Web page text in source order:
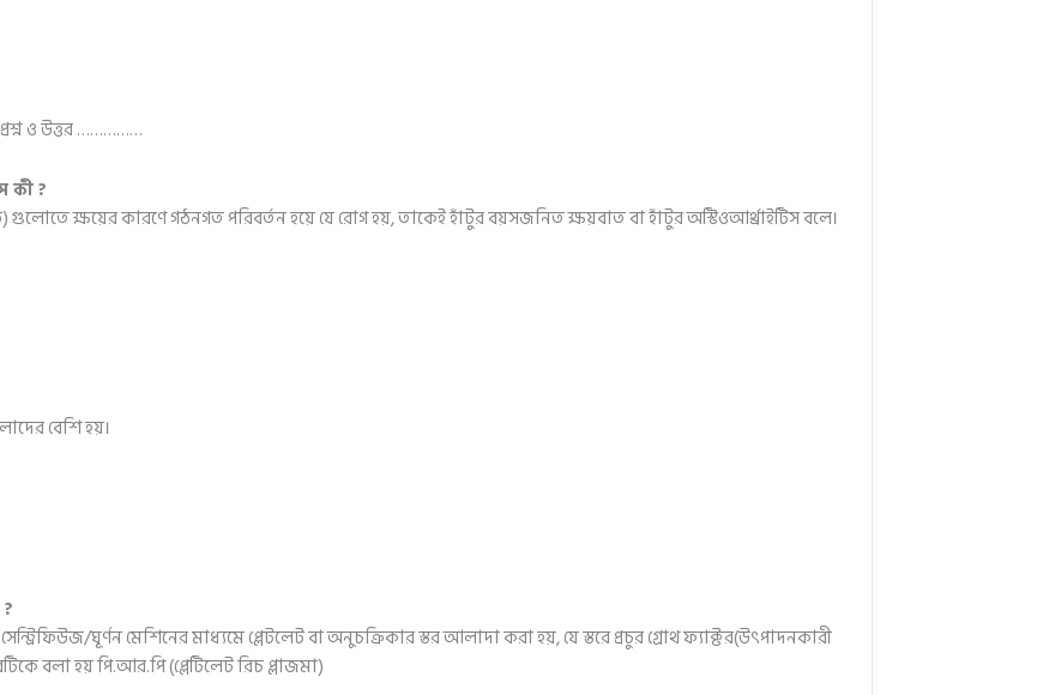
ও উত্তর ……………
কী ?
গুলোতে ক্ষয়ের কারণে গঠনগত পরিবর্তন হয়ে যে রোগ হয়, তাকেই হাঁটুর বয়সজনিত ক্ষয়বাত বা হাঁটুর অস্টিওআর্থ্রাইটিস বলে।
বেশি হয়।
ঘূর্ণন মেশিনের মাধ্যমে প্লেটলেট বা অনুচক্রিকার স্তর আলাদা করা হয়, যে স্তরে প্রচুর গ্রোথ ফ্যাক্টর(উৎপাদনকারী
বলা হয় পি.আর.পি (প্লেটিলেট রিচ প্লাজমা)